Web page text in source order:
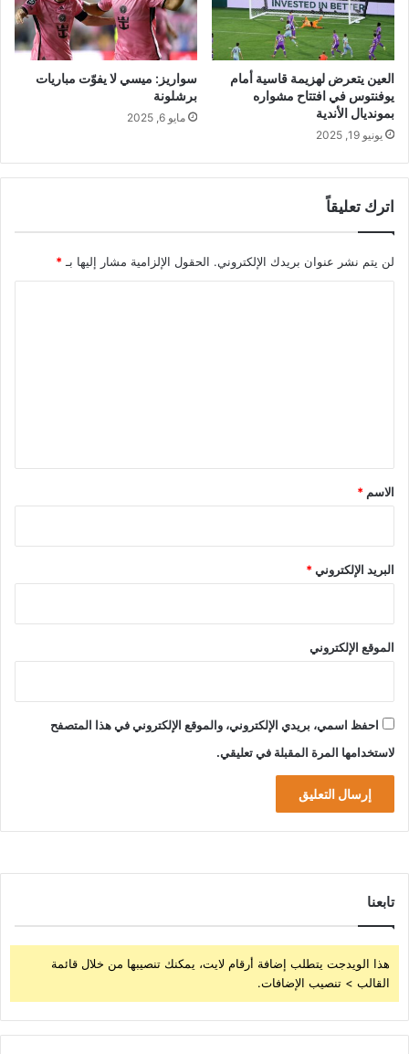
العين يتعرض لهزيمة قاسية أمام
يوفنتوس في افتتاح مشواره
بمونديال الأندية
يونيو 19, 2025
سواريز: ميسي لا يفوّت مباريات
برشلونة
مايو 6, 2025
اترك تعليقاً
لن يتم نشر عنوان بريدك الإلكتروني. الحقول الإلزامية مشار إليها بـ*
*
الاسم *
البريد الإلكتروني*
الموقع الإلكتروني
احفظ اسمي، بريدي الإلكتروني، والموقع الإلكتروني في هذا المتصفح
لاستخدامها المرة المقبلة في تعليقي.
تابعنا
هذا الويدجت يتطلب إضافة أرقام لايت، يمكنك تنصيبها من خلال قائمة
القالب > تنصيب الإضافات.